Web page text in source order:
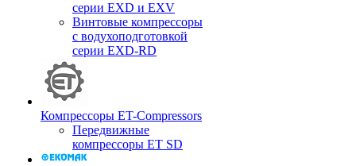
серии EXD и EXV
Винтовые компрессоры
с водухоподготовкой
серии EXD-RD
Компрессоры ET-Compressors
Передвижные
компрессоры ET SD